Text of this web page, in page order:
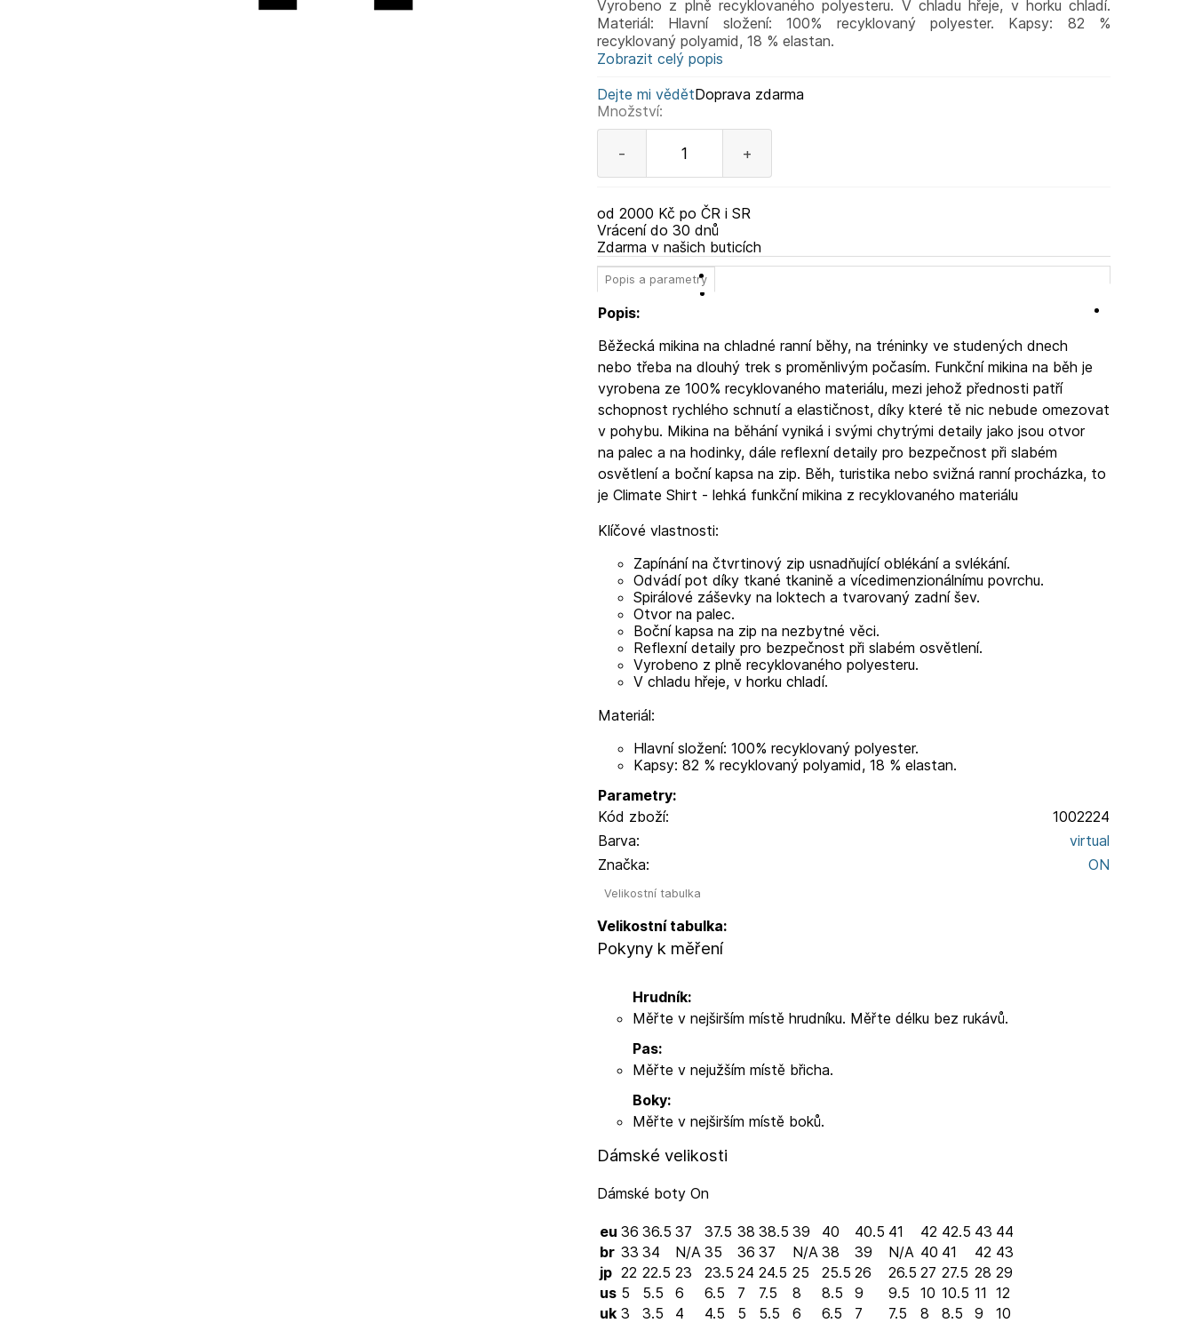
Vyrobeno z plně recyklovaného polyesteru. V chladu hřeje, v horku chladí.
Materiál: Hlavní složení: 100% recyklovaný polyester. Kapsy: 82 %
recyklovaný polyamid, 18 % elastan.
Zobrazit celý popis
Dejte mi vědět
Množství:
- +
Doprava zdarma
od 2000 Kč po ČR i SR
Vrácení do 30 dnů
Zdarma v našich buticích
Popis a parametry
Popis:
Běžecká mikina na chladné ranní běhy, na tréninky ve studených dnech
nebo třeba na dlouhý trek s proměnlivým počasím. Funkční mikina na běh je
vyrobena ze 100% recyklovaného materiálu, mezi jehož přednosti patří
schopnost rychlého schnutí a elastičnost, díky které tě nic nebude omezovat
v pohybu. Mikina na běhání vyniká i svými chytrými detaily jako jsou otvor
na palec a na hodinky, dále reflexní detaily pro bezpečnost při slabém
osvětlení a boční kapsa na zip. Běh, turistika nebo svižná ranní procházka, to
je Climate Shirt - lehká funkční mikina z recyklovaného materiálu
Klíčové vlastnosti:
Zapínání na čtvrtinový zip usnadňující oblékání a svlékání.
Odvádí pot díky tkané tkanině a vícedimenzionálnímu povrchu.
Spirálové záševky na loktech a tvarovaný zadní šev.
Otvor na palec.
Boční kapsa na zip na nezbytné věci.
Reflexní detaily pro bezpečnost při slabém osvětlení.
Vyrobeno z plně recyklovaného polyesteru.
V chladu hřeje, v horku chladí.
Materiál:
Hlavní složení: 100% recyklovaný polyester.
Kapsy: 82 % recyklovaný polyamid, 18 % elastan.
Parametry:
Kód zboží:
1002224
Barva:
virtual
Značka:
ON
Velikostní tabulka
Velikostní tabulka:
Pokyny k měření
Hrudník:
Měřte v nejširším místě hrudníku. Měřte délku bez rukávů.
Pas:
Měřte v nejužším místě břicha.
Boky:
Měřte v nejširším místě boků.
Dámské velikosti
Dámské boty On
eu 36 36.5 37 37.5 38 38.5 39 40 40.5 41 42 42.5 43 44
br 33 34 N/A 35 36 37 N/A 38 39 N/A 40 41 42 43
jp 22 22.5 23 23.5 24 24.5 25 25.5 26 26.5 27 27.5 28 29
us 5 5.5 6 6.5 7 7.5 8 8.5 9 9.5 10 10.5 11 12
uk 3 3.5 4 4.5 5 5.5 6 6.5 7 7.5 8 8.5 9 10